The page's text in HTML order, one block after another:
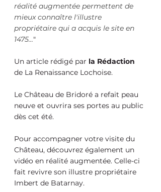
réalité augmentée permettent de
mieux connaître l'illustre
propriétaire qui a acquis le site en
1475..."
Un article rédigé par la Rédaction
de La Renaissance Lochoise.
Le Château de Bridoré a refait peau
neuve et ouvrira ses portes au public
dès cet été.
Pour accompagner votre visite du
Château, découvrez également un
vidéo en réalité augmentée. Celle-ci
fait revivre son illustre propriétaire
Imbert de Batarnay.